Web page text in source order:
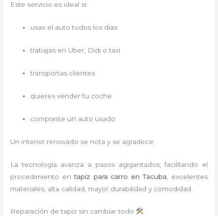
Este servicio es ideal si:
usas el auto todos los días
trabajas en Uber, Didi o taxi
transportas clientes
quieres vender tu coche
compraste un auto usado
Un interior renovado se nota y se agradece.
La tecnología avanza a pasos agigantados, facilitando el
procedimiento entapiz para carro en Tacuba
excelentes
materiales, alta calidad, mayor durabilidad y comodidad.
Reparación de tapiz sin cambiar todo